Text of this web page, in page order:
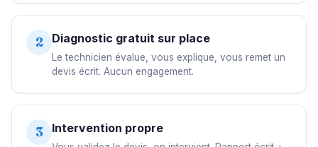
2 Diagnostic gratuit sur place
Le technicien évalue, vous explique, vous remet un
devis écrit. Aucun engagement.
3 Intervention propre